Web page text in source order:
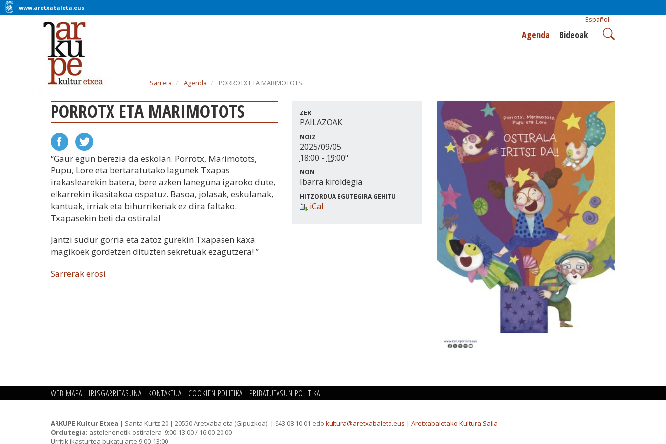
www.aretxabaleta.eus
Español
Agenda Bideoak
Sarrera Agenda PORROTX ETA MARIMOTOTS
PORROTX ETA MARIMOTOTS
“Gaur egun berezia da eskolan. Porrotx, Marimotots,
Pupu, Lore eta bertaratutako lagunek Txapas
irakaslearekin batera, bere azken laneguna igaroko dute,
elkarrekin ikasitakoa ospatuz. Basoa, jolasak, eskulanak,
kantuak, irriak eta bihurrikeriak ez dira faltako.
Txapasekin beti da ostirala!
Jantzi sudur gorria eta zatoz gurekin Txapasen kaxa
magikoek gordetzen dituzten sekretuak ezagutzera! ”
Sarrerak erosi
ZER
PAILAZOAK
NOIZ
2025/09/05
18:00 - 19:00"
NON
Ibarra kiroldegia
HITZORDUA EGUTEGIRA GEHITU
iCal
WEB MAPA IRISGARRITASUNA KONTAKTUA COOKIEN POLITIKA PRIBATUTASUN POLITIKA
ARKUPE Kultur Etxea | Santa Kurtz 20 | 20550 Aretxabaleta (Gipuzkoa) | 943 08 10 01 edo kultura@aretxabaleta.eus | Aretxabaletako Kultura Saila
Ordutegia: astelehenetik ostiralera 9:00-13:00 / 16:00-20:00
Urritik ikasturtea bukatu arte 9:00-13:00